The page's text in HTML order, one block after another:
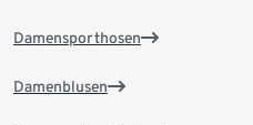
Damensporthosen
Damenblusen